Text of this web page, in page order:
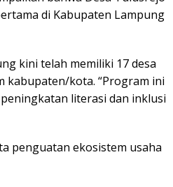
di Kabupaten Lampung
kini telah memiliki 17 desa
kabupaten/kota. “Program ini
literasi dan inklusi
penguatan ekosistem usaha